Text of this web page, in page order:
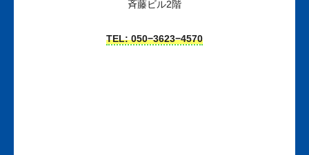
斉藤ビル2階
TEL: 050−3623−4570